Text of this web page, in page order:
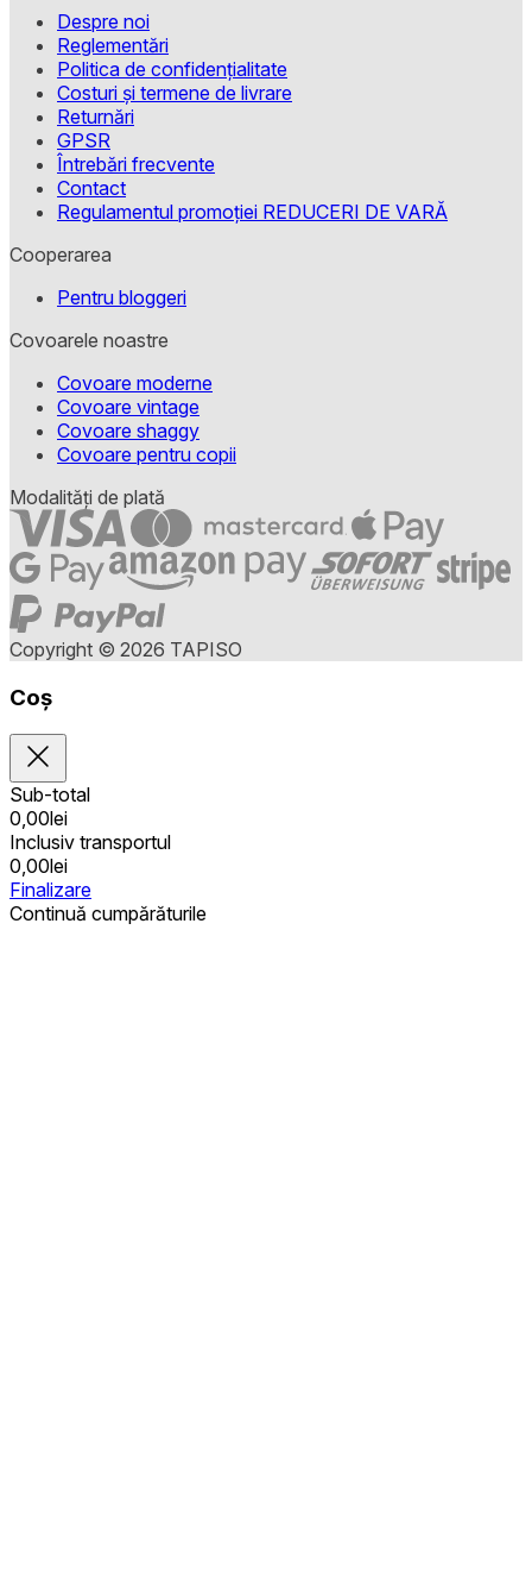
Despre noi
Reglementări
Politica de confidențialitate
Costuri și termene de livrare
Returnări
GPSR
Întrebări frecvente
Contact
Regulamentul promoției REDUCERI DE VARĂ
Cooperarea
Pentru bloggeri
Covoarele noastre
Covoare moderne
Covoare vintage
Covoare shaggy
Covoare pentru copii
Modalități de plată
Copyright © 2026 TAPISO
Coș
Sub-total
0,00lei
Inclusiv transportul
0,00lei
Finalizare
Continuă cumpărăturile